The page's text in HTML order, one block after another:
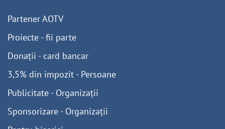
Partener AOTV
Proiecte - fii parte
Donații - card bancar
3,5% din impozit - Persoane
Publicitate - Organizații
Sponsorizare - Organizații